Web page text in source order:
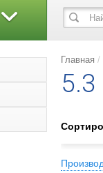
Главная
5.3